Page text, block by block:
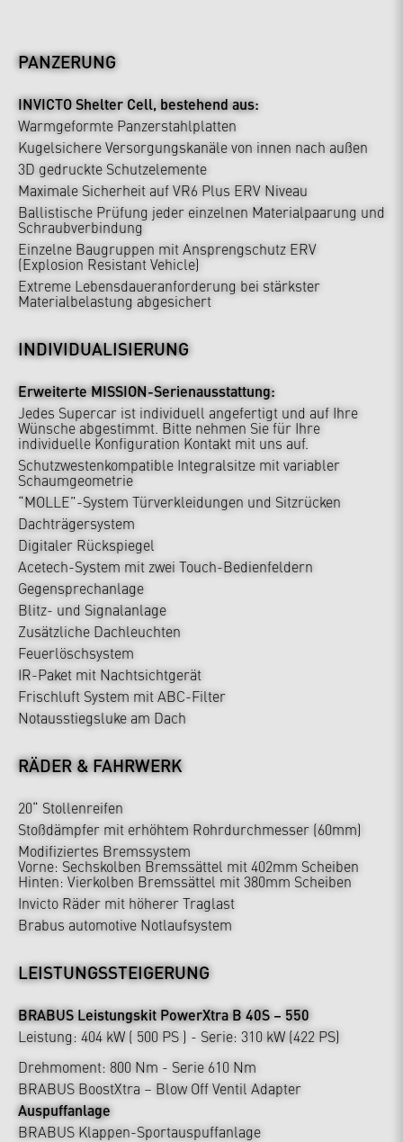
PANZERUNG
INVICTO Shelter Cell, bestehend aus:
Warmgeformte Panzerstahlplatten
Kugelsichere Versorgungskanäle von innen nach außen
3D gedruckte Schutzelemente
Maximale Sicherheit auf VR6 Plus ERV Niveau
Ballistische Prüfung jeder einzelnen Materialpaarung und
Schraubverbindung
Einzelne Baugruppen mit Ansprengschutz ERV
(Explosion Resistant Vehicle)
Extreme Lebensdaueranforderung bei stärkster
Materialbelastung abgesichert
INDIVIDUALISIERUNG
Erweiterte MISSION-Serienausstattung:
Jedes Supercar ist individuell angefertigt und auf Ihre
Wünsche abgestimmt. Bitte nehmen Sie für Ihre
individuelle Konfiguration Kontakt mit uns auf.
Schutzwestenkompatible Integralsitze mit variabler
Schaumgeometrie
“MOLLE”-System Türverkleidungen und Sitzrücken
Dachträgersystem
Digitaler Rückspiegel
Acetech-System mit zwei Touch-Bedienfeldern
Gegensprechanlage
Blitz- und Signalanlage
Zusätzliche Dachleuchten
Feuerlöschsystem
IR-Paket mit Nachtsichtgerät
Frischluft System mit ABC-Filter
Notausstiegsluke am Dach
RÄDER & FAHRWERK
20“ Stollenreifen
Stoßdämpfer mit erhöhtem Rohrdurchmesser (60mm)
Modifiziertes Bremssystem
Vorne: Sechskolben Bremssättel mit 402mm Scheiben
Hinten: Vierkolben Bremssättel mit 380mm Scheiben
Invicto Räder mit höherer Traglast
Brabus automotive Notlaufsystem
LEISTUNGSSTEIGERUNG
BRABUS Leistungskit PowerXtra B 40S – 550
Leistung: 404 kW ( 500 PS ) - Serie: 310 kW (422 PS)
Drehmoment: 800 Nm - Serie 610 Nm
BRABUS BoostXtra – Blow Off Ventil Adapter
Auspuffanlage
BRABUS Klappen-Sportauspuffanlage